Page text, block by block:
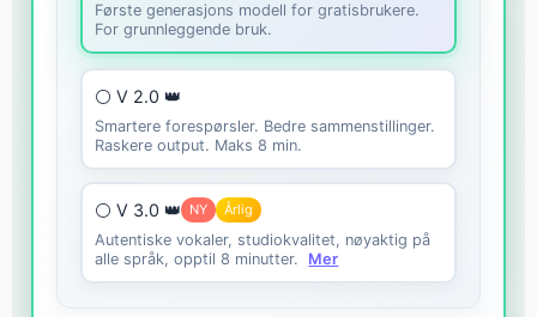
Første generasjons modell for gratisbrukere.
For grunnleggende bruk.
⚪ V 2.0 👑
Smartere forespørsler. Bedre sammenstillinger.
Raskere output. Maks 8 min.
⚪ V 3.0 👑 NY Årlig
Autentiske vokaler, studiokvalitet, nøyaktig på
alle språk, opptil 8 minutter.
Mer